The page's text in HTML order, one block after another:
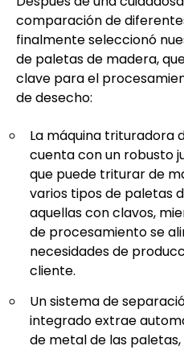
comparación de
finalmente seleccionó
de paletas de madera,
clave para el
de desecho:
La máquina trituradora
cuenta con un robusto
que puede triturar de
varios tipos de paletas
aquellas con clavos,
de procesamiento se
necesidades de
cliente.
Un sistema de
integrado extrae
de metal de las